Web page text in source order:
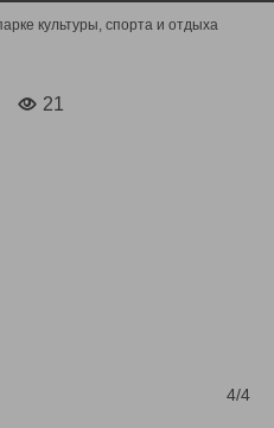
культуры, спорта и отдыха
21
4/4